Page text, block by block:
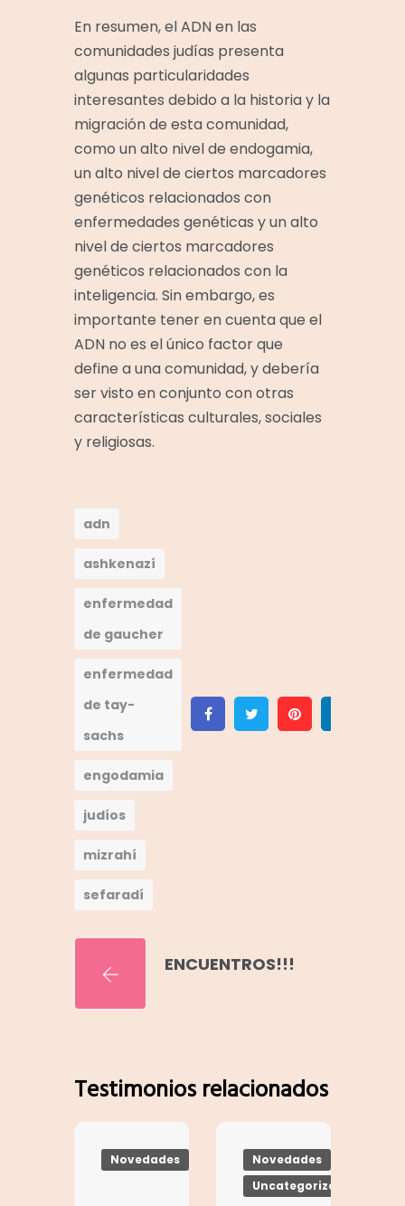
En resumen, el ADN en las
comunidades judías presenta
algunas particularidades
interesantes debido a la historia y la
migración de esta comunidad,
como un alto nivel de endogamia,
un alto nivel de ciertos marcadores
genéticos relacionados con
enfermedades genéticas y un alto
nivel de ciertos marcadores
genéticos relacionados con la
inteligencia. Sin embargo, es
importante tener en cuenta que el
ADN no es el único factor que
define a una comunidad, y debería
ser visto en conjunto con otras
características culturales, sociales
y religiosas.
adn
ashkenazí
enfermedad
de gaucher
enfermedad
de tay-
sachs
engodamia
judíos
mizrahí
sefaradí
FacebookTwitter
ENCUENTROS!!!
Testimonios relacionados
Novedades
Novedades
Uncategorized